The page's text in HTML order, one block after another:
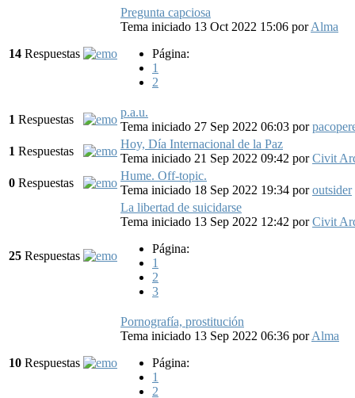
14 Respuestas
Pregunta capciosa
Tema iniciado 13 Oct 2022 15:06 porAlma
Página:
1
2
1 Respuestas
p.a.u.
Tema iniciado 27 Sep 2022 06:03 por
1 Respuestas
Hoy, Día Internacional de la Paz
Tema iniciado 21 Sep 2022 09:42 porCivit
0 Respuestas
Hume. Off-topic.
Tema iniciado 18 Sep 2022 19:34 poroutsider
25 Respuestas
La libertad de suicidarse
Tema iniciado 13 Sep 2022 12:42 porCivit
Página:
1
2
3
10 Respuestas
Pornografía, prostitución
Tema iniciado 13 Sep 2022 06:36 porAlma
Página:
1
2